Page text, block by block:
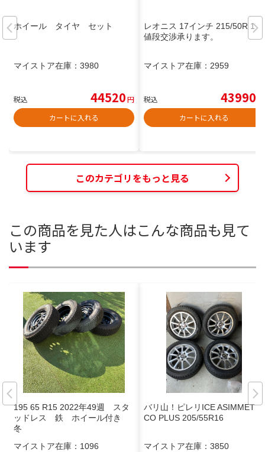
ホイール タイヤ セット
マイストア在庫： 3980
税込 44520円
カートに入れる
レオニス 17インチ 215/50R 17
値段交渉承ります。
マイストア在庫： 2959
税込 43990
カートに入れる
このカテゴリをもっと見る
この商品を見た人はこんな商品も見て
います
195 65 R15 2022年49週 スタ
ッドレス 鉄 ホイール付き
冬
マイストア在庫： 1096
バリ山！ピレリICE ASIMMETRI
CO PLUS 205/55R16
マイストア在庫： 3850